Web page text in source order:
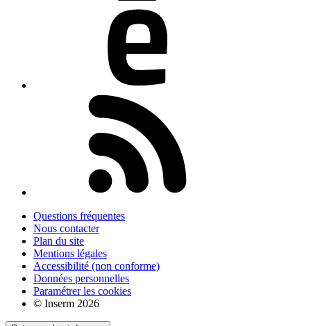
Questions fréquentes
Nous contacter
Plan du site
Mentions légales
Accessibilité (non conforme)
Données personnelles
Paramétrer les cookies
© Inserm 2026